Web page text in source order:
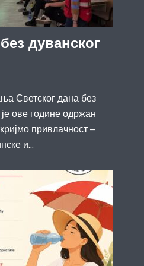
дуванског
Светског дана без
ове године одржан
привлачност –
и...